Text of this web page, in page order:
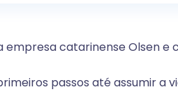
catarinense Olsen e
passos até assumir a